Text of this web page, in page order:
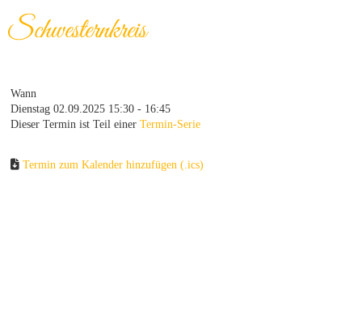
Schwesternkreis
Wann
Dienstag 02.09.2025 15:30 - 16:45
Dieser Termin ist Teil einer Termin-Serie
Termin zum Kalender hinzufügen (.ics)